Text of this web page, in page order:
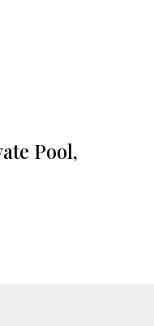
Pool,